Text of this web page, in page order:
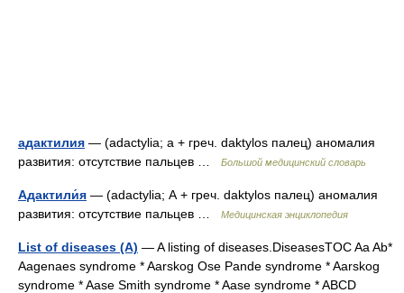
адактилия — (adactylia; а + греч. daktylos палец) аномалия
развития: отсутствие пальцев …
Большой медицинский словарь
Адактили́я — (adactylia; А + греч. daktylos палец) аномалия
развития: отсутствие пальцев …
Медицинская энциклопедия
List of diseases (A) — A listing of diseases.DiseasesTOC Aa Ab*
Aagenaes syndrome * Aarskog Ose Pande syndrome * Aarskog
syndrome * Aase Smith syndrome * Aase syndrome * ABCD